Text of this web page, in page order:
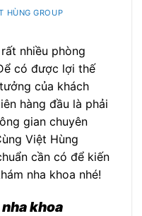
HÙNG GROUP
nhiều phòng
có được lợi thế
của khách
hàng đầu là phải
gian chuyên
Việt Hùng
cần có để kiến
nha khoa nhé!
khoa